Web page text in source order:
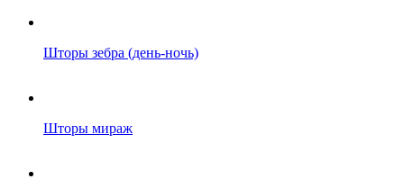
Шторы зебра (день-ночь)
Шторы мираж